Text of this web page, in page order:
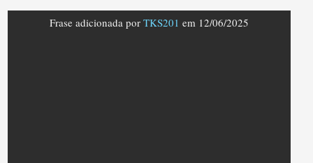
Frase adicionada por TKS201 em 12/06/2025